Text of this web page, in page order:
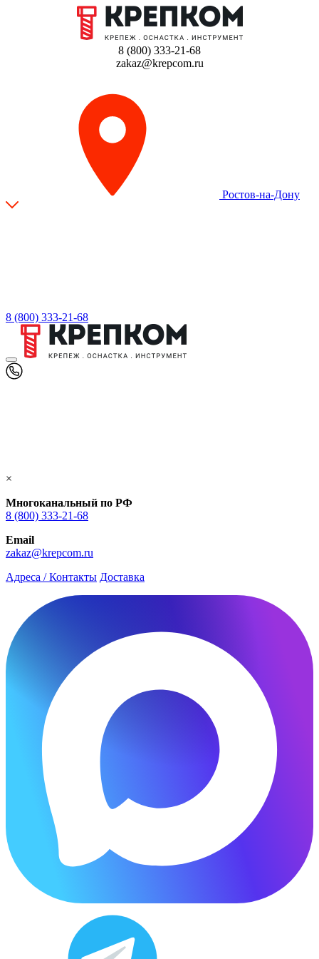
8 (800) 333-21-68
zakaz@krepcom.ru
Ростов-на-Дону
8 (800) 333-21-68
×
Многоканальный по РФ
8 (800) 333‑21-68
Email
zakaz@krepcom.ru
Адреса / Контакты Доставка